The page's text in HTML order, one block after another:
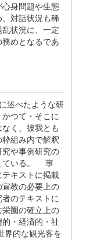
身問題や生態
対話状況も稀
状況に、一定
めとなるであ
述べたような研
つて・そこに
く、彼我とも
組み内で解釈
や事例研究の
ている。 事
キストに掲載
教の必要上の
のテキストに
圏の確立上の
・経済的・社
界的な観光客を